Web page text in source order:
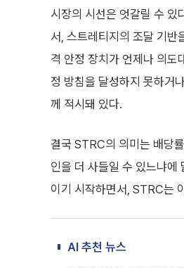
시장의 시선은 엇갈릴 수 있
서, 스트레티지의 조달 기반
격 안정 장치가 언제나 의도
정 방침을 달성하지 못하거
께 적시돼 있다.
결국 STRC의 의미는 배당
인을 더 사들일 수 있느냐에
이기 시작하면서, STRC는
AI 추천 뉴스